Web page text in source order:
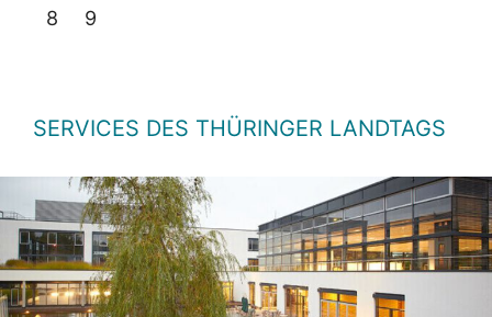
8 9
SERVICES DES THÜRINGER LANDTAGS